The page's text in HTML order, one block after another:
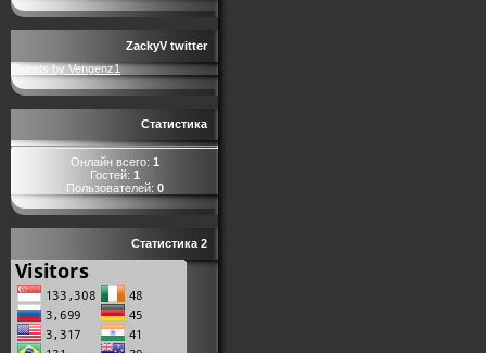
ZackyV twitter
Tweets by Vengenz1
Статистика
Онлайн всего: 1
Гостей: 1
Пользователей: 0
Статистика 2